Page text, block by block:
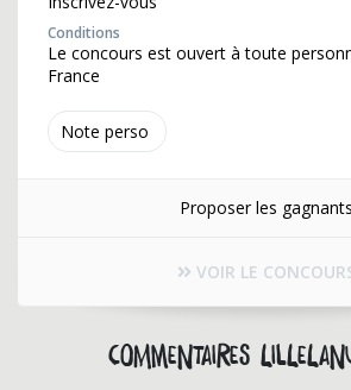
Note perso
Conditions
Le concours est ouvert à toute
France
Proposer les gagnants
VOIR LE
Commentaires